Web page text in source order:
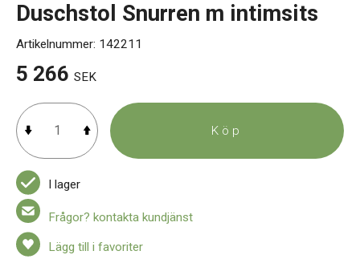
Duschstol Snurren m intimsits
Artikelnummer: 142211
5 266 SEK
Köp
I lager
Frågor? kontakta kundjänst
Lägg till i favoriter